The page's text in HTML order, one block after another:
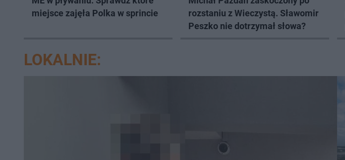
miejsce zajęła Polka w sprincie
rozstaniu z Wieczystą. Sławomir
Peszko nie dotrzymał słowa?
LOKALNIE: